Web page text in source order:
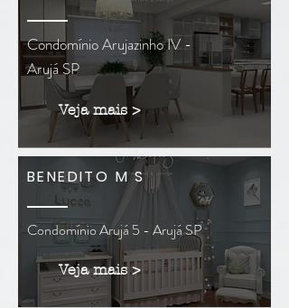
Condomínio Arujazinho IV -
Arujá SP
Veja mais >
BENEDITO M S
Condomínio Arujá 5 - Arujá SP
Veja mais >